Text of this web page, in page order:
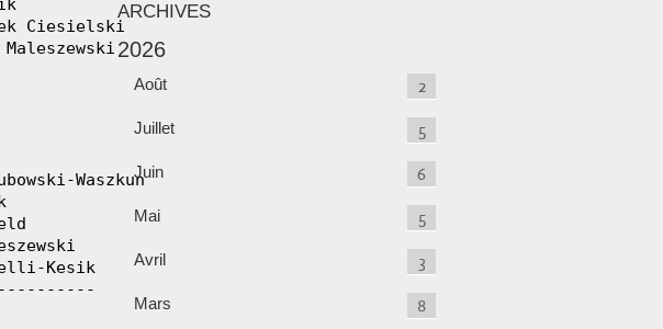
ARCHIVES
2026
Août 2
Juillet 5
Juin 6
Mai 5
Avril 3
Mars 8